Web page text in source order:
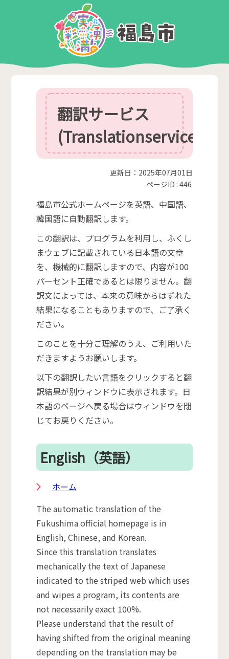
翻訳サービス
(Translationservice)
更新日：2025年07月01日
ページID :446
福島市公式ホームページを英語、中国語、
韓国語に自動翻訳します。
この翻訳は、プログラムを利用し、ふくし
まウェブに記載されている日本語の文章
を、機械的に翻訳しますので、内容が100
パーセント正確であるとは限りません。翻
訳文によっては、本来の意味からはずれた
結果になることもありますので、ご了承く
ださい。
このことを十分ご理解のうえ、ご利用いた
だきますようお願いします。
以下の翻訳したい言語をクリックすると翻
訳結果が別ウィンドウに表示されます。日
本語のページへ戻る場合はウィンドウを閉
じてお戻りください。
English（英語）
ホーム
The automatic translation of the
Fukushima official homepage is in
English, Chinese, and Korean.
Since this translation translates
mechanically the text of Japanese
indicated to the striped web which uses
and wipes a program, its contents are
not necessarily exact 100%.
Please understand that the result of
having shifted from the original meaning
depending on the translation may be